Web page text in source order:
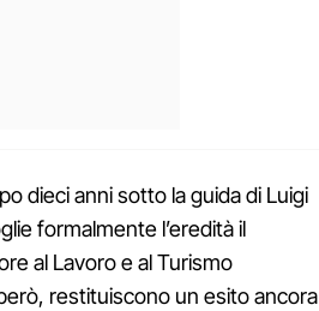
dieci anni sotto la guida di Luigi
formalmente l’eredità il
al Lavoro e al Turismo
restituiscono un esito ancora